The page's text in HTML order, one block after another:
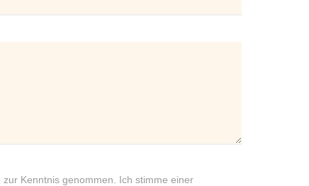
Kenntnis genommen. Ich stimme einer